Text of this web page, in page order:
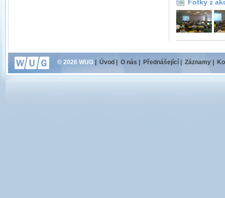
Fotky z
© 2026 WUG Úvod O nás Přednášející Záznamy